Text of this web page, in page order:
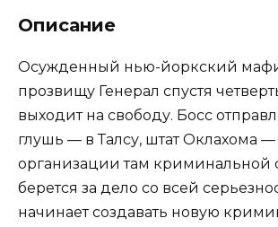
Описание
Осужденный нью-йоркский
прозвищу Генерал спустя
выходит на свободу. Босс
глушь — в Талсу, штат Оклахома —
организации там криминальной
берется за дело со всей
начинает создавать новую